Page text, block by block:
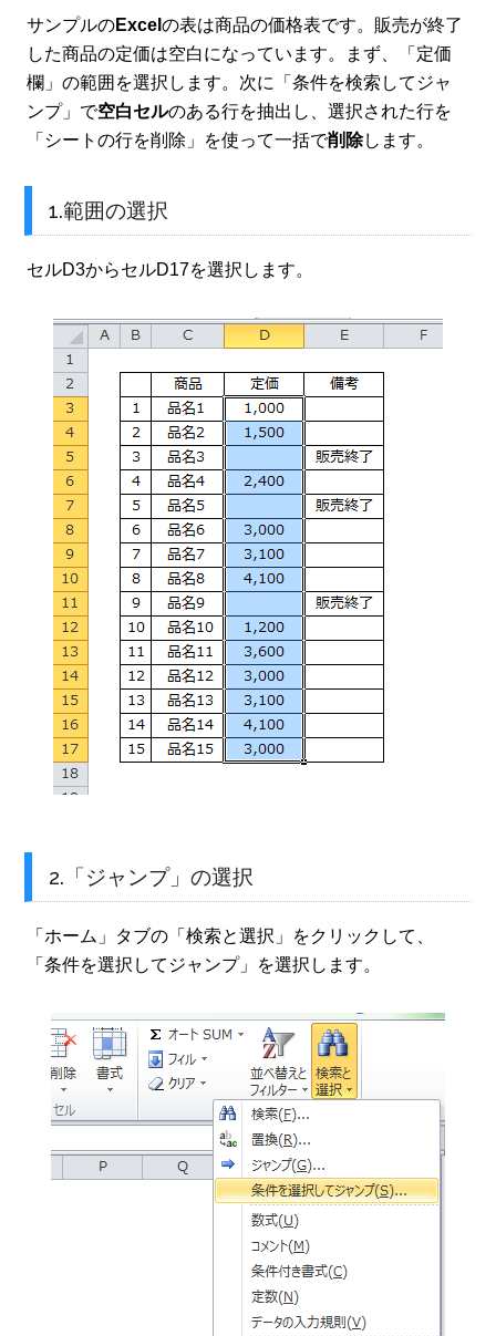
サンプルのExcelの表は商品の価格表です。販売が終了
した商品の定価は空白になっています。まず、「定価
欄」の範囲を選択します。次に「条件を検索してジャ
ンプ」で空白セルのある行を抽出し、選択された行を
「シートの行を削除」を使って一括で削除します。
1.範囲の選択
セルD3からセルD17を選択します。
2.「ジャンプ」の選択
「ホーム」タブの「検索と選択」をクリックして、
「条件を選択してジャンプ」を選択します。